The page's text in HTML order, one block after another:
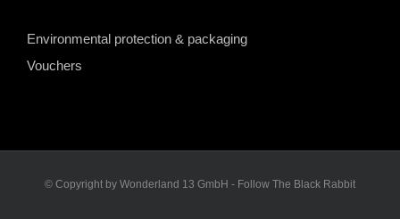
Environmental protection & packaging
Vouchers
© Copyright by Wonderland 13 GmbH - Follow The Black Rabbit